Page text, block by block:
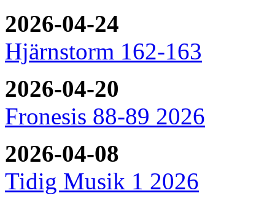
2026-04-24
Hjärnstorm 162-163
2026-04-20
Fronesis 88-89 2026
2026-04-08
Tidig Musik 1 2026